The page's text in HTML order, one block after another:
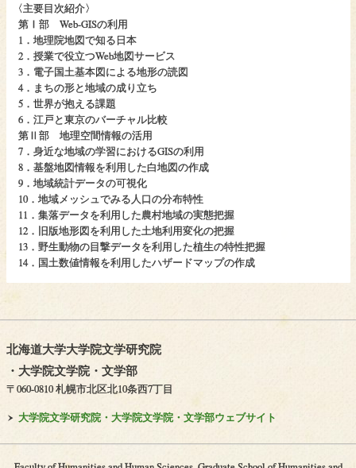
〈主要目次紹介〉
第Ⅰ部 Web-GISの利用
1．地理院地図で知る日本
2．授業で役立つWeb地図サービス
3．電子国土基本図による地形の読図
4．まちの形と地域の成り立ち
5．世界が抱える課題
6．江戸と東京のバーチャル比較
第Ⅱ部 地理空間情報の活用
7．身近な地域の学習におけるGISの利用
8．基盤地図情報を利用した白地図の作成
9．地域統計データの可視化
10．地域メッシュでみる人口の分布特性
11．集落データを利用した農村地域の実態把握
12．旧版地形図を利用した土地利用変化の把握
13．野生動物の目撃データを利用した植生の特性把握
14．国土数値情報を利用したハザードマップの作成
北海道大学大学院文学研究院
・ 大学院文学院・ 文学部
〒060-0810 札幌市北区北10条西7丁目
大学院文学研究院・ 大学院文学院・ 文学部ウェブサイト